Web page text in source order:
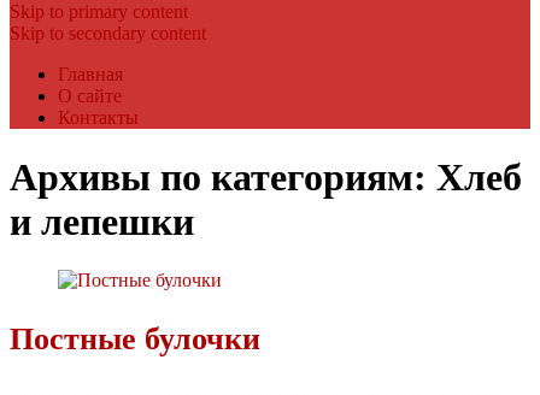
Skip to primary content
Skip to secondary content
Главная
О сайте
Контакты
Архивы по категориям: Хлеб
и лепешки
Постные булочки